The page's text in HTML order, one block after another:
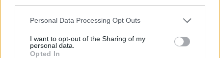
Personal Data Processing Opt Outs
I want to opt-out of the Sharing of my
personal data.
Opted In
τοξικώσεις από βαρέα μέταλλα, το σύνδρομο Isaac,
η προϊούσα υπερπυρηνική παράλυση, η μυοτονική
κοκκαΐνη.